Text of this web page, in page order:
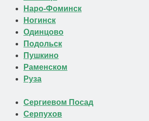
Наро-Фоминск
Ногинск
Одинцово
Подольск
Пушкино
Раменском
Руза
Сергиевом Посад
Серпухов